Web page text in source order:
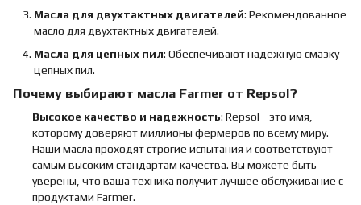
Масла для двухтактных двигателей: Рекомендованное
масло для двухтактных двигателей.
Масла для цепных пил: Обеспечивают надежную смазку
цепных пил.
Почему выбирают масла Farmer от Repsol?
Высокое качество и надежность: Repsol - это имя,
которому доверяют миллионы фермеров по всему миру.
Наши масла проходят строгие испытания и соответствуют
самым высоким стандартам качества. Вы можете быть
уверены, что ваша техника получит лучшее обслуживание с
продуктами Farmer.